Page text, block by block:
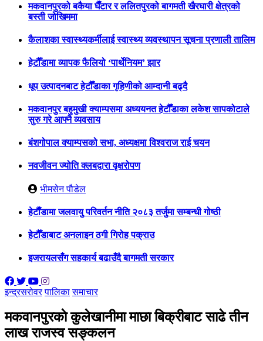
मकवानपुरको बकैया घैँटार र ललितपुरको बागमती खैरघारी क्षेत्रको
बस्ती जोखिममा
कैलाशका स्वास्थ्यकर्मीलाई स्वास्थ्य व्यवस्थापन सूचना प्रणाली तालिम
हेटौँडामा व्यापक फैलियो ‘पार्थेनियम’ झार
धूप उत्पादनबाट हेटौँडाका गृहिणीको आम्दानी बढ्दै
मकवानपुर बहुमुखी क्याम्पसमा अध्ययनत हेटौँडाका लकेश सापकोटाले
सुरु गरे आफ्नै व्यवसाय
बंशगोपाल क्याम्पसको सभा, अध्यक्षमा विश्वराज राई चयन
नवजीवन ज्योति क्लबद्वारा वृक्षरोपण
भीमसेन पौडेल
हेटाैँडामा जलवायु परिवर्तन नीति २०८३ तर्जुमा सम्बन्धी गोष्ठी
हेटौँडाबाट अनलाइन ठगी गिरोह पक्राउ
इजरायलसँग सहकार्य बढाउँदै बागमती सरकार
इन्द्रसरोवर पालिका समाचार
मकवानपुरकाे कुलेखानीमा माछा बिक्रीबाट साढे तीन
लाख राजस्व सङ्कलन